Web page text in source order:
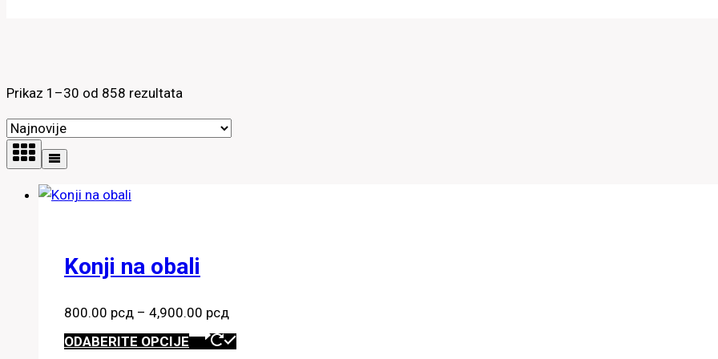
Prikaz 1–30 od 858 rezultata
najnovijem
Konji na obali
800.00 рсд – 4,900.00 рсдRaspon
cena:
ODABERITE OPCIJE
Ovaj